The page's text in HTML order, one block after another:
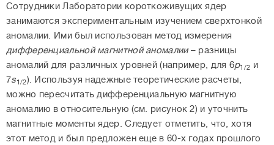
Сотрудники Лаборатории короткоживущих ядер
занимаются экспериментальным изучением сверхтонкой
аномалии. Ими был использован метод измерения
дифференциальной магнитной аномалии– разницы
аномалий для различных уровней (например, для 6p1/2 и
7s1/2). Используя надежные теоретические расчеты,
можно пересчитать дифференциальную магнитную
аномалию в относительную (см. рисунок 2) и уточнить
магнитные моменты ядер. Следует отметить, что, хотя
этот метод и был предложен еще в 60-х годах прошлого